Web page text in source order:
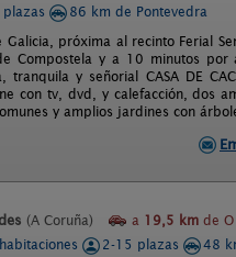
86 km de Pontevedra
Galicia, próxima al recinto Ferial
Compostela y a 10 minutos
tranquila y señorial CASA DE
con tv, dvd, y calefacción, dos
y amplios jardines con
(A Coruña) a 19,5 km de
2-15 plazas
48